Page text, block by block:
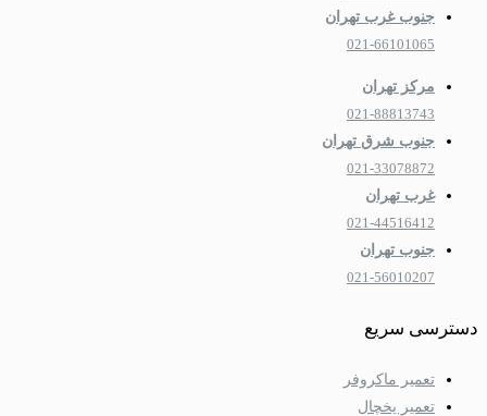
جنوب غرب تهران
021-66101065
مرکز تهران
021-88813743
جنوب شرق تهران
021-33078872
غرب تهران
021-44516412
جنوب تهران
021-56010207
دسترسی سریع
تعمیر ماکروفر
تعمیر یخچال